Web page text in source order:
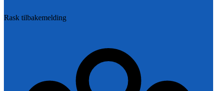
Rask tilbakemelding